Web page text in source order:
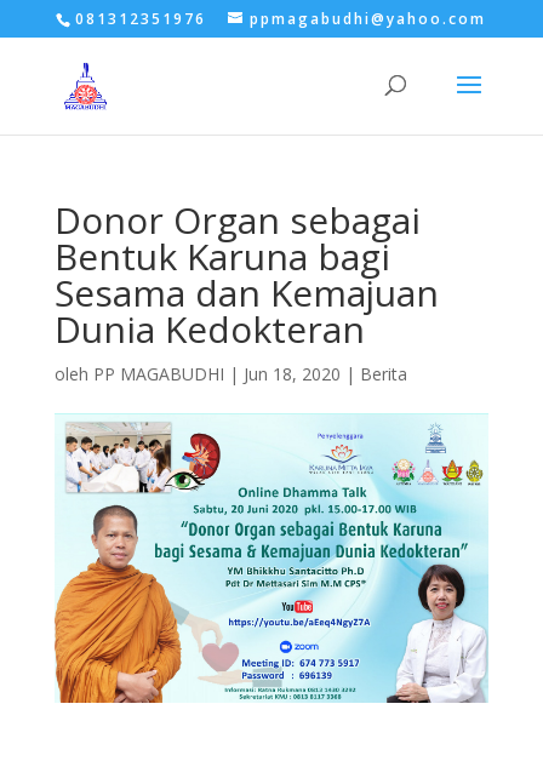
081312351976 ppmagabudhi@yahoo.com
Donor Organ sebagai
Bentuk Karuna bagi
Sesama dan Kemajuan
Dunia Kedokteran
oleh PP MAGABUDHI | Jun 18, 2020 | Berita